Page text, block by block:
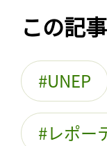
この記
UNEP
レポー